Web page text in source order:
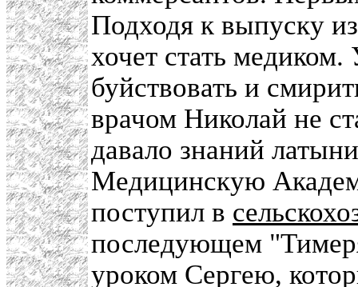
Подходя к выпуску
хочет стать
буйствовать и
врачом Николай не
давало знаний
Медицинскую
поступил в
последующем
уроком Сергею,